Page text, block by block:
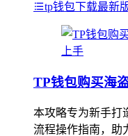
tp钱包下载最新
TP钱包购买海
本攻略专为新手打
流程操作指南，助